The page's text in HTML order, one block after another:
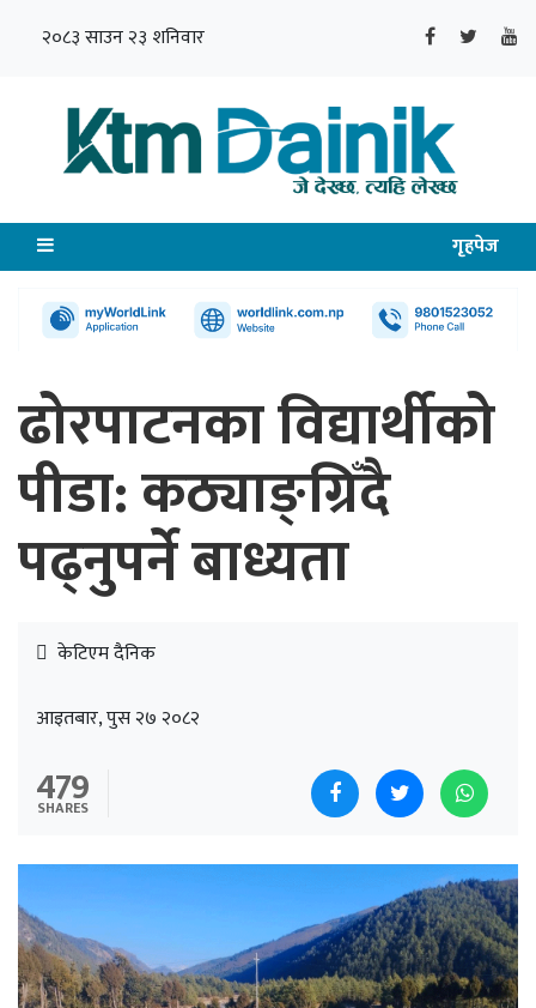
२०८३ साउन २३ शनिवार
गृहपेज
ढोरपाटनका विद्यार्थीको
पीडा: कठ्याङ्ग्रिँदै
पढ्नुपर्ने बाध्यता
केटिएम दैनिक
आइतबार, पुस २७ २०८२
479
SHARES